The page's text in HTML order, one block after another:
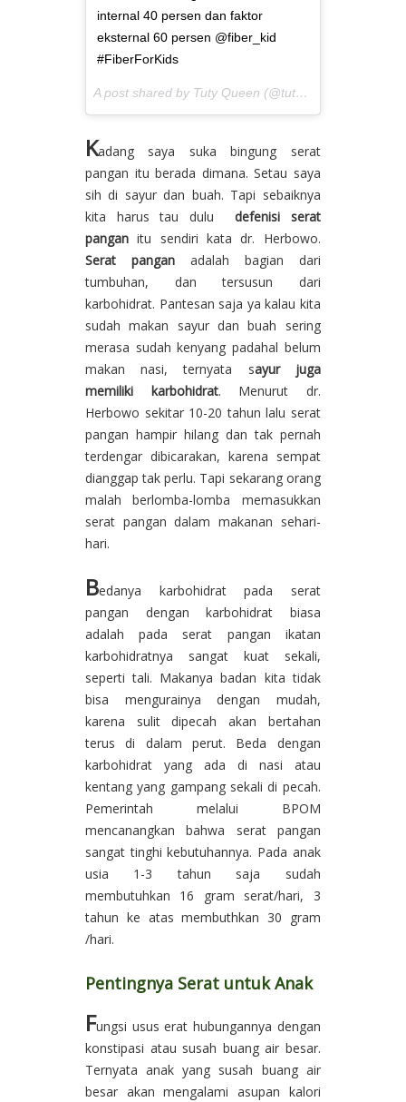
internal 40 persen dan faktor
eksternal 60 persen @fiber_kid
#FiberForKids
A post shared by Tuty Queen (@tutyqueen) on
Kadang saya suka bingung serat
pangan itu berada dimana. Setau saya
sih di sayur dan buah. Tapi sebaiknya
kita harus tau duludefenisi serat
pangan itu sendiri kata dr. Herbowo.
Serat pangan adalah bagian dari
tumbuhan, dan tersusun dari
karbohidrat. Pantesan saja ya kalau kita
sudah makan sayur dan buah sering
merasa sudah kenyang padahal belum
makan nasi, ternyata sayur juga
memiliki karbohidrat. Menurut dr.
Herbowo sekitar 10-20 tahun lalu serat
pangan hampir hilang dan tak pernah
terdengar dibicarakan, karena sempat
dianggap tak perlu. Tapi sekarang orang
malah berlomba-lomba memasukkan
serat pangan dalam makanan sehari-
hari.
Bedanya karbohidrat pada serat
pangan dengan karbohidrat biasa
adalah pada serat pangan ikatan
karbohidratnya sangat kuat sekali,
seperti tali. Makanya badan kita tidak
bisa mengurainya dengan mudah,
karena sulit dipecah akan bertahan
terus di dalam perut. Beda dengan
karbohidrat yang ada di nasi atau
kentang yang gampang sekali di pecah.
Pemerintah melalui BPOM
mencanangkan bahwa serat pangan
sangat tinghi kebutuhannya. Pada anak
usia 1-3 tahun saja sudah
membutuhkan 16 gram serat/hari, 3
tahun ke atas membuthkan 30 gram
/hari.
Pentingnya Serat untuk Anak
Fungsi usus erat hubungannya dengan
konstipasi atau susah buang air besar.
Ternyata anak yang susah buang air
besar akan mengalami asupan kalori